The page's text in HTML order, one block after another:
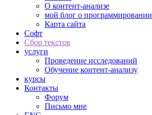
О контент-анализе
мой блог о программировании
Карта сайта
Софт
Сбор текстов
услуги
Проведение исследований
Обучение контент-анализу
курсы
Контакты
Форум
Письмо мне